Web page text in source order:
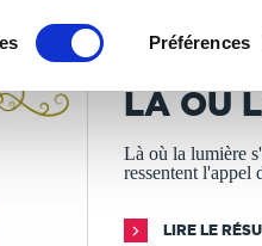
Préférences
LÀ OU
Là où la lumière
ressentent l'appel
LIRE LE